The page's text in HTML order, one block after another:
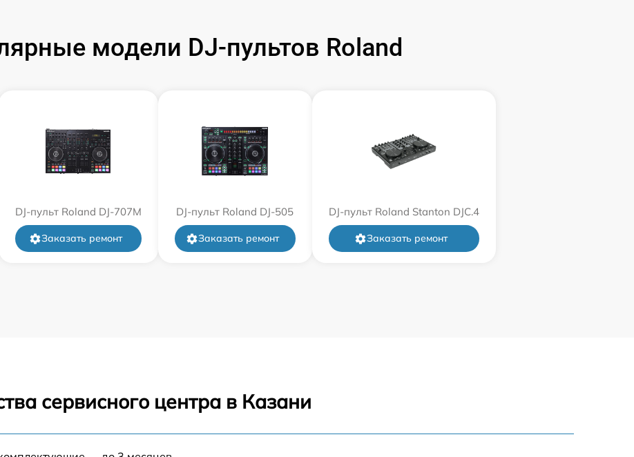
модели DJ-пультов Roland
DJ-пульт Roland DJ-707M
Заказать ремонт
DJ-пульт Roland DJ-505
Заказать ремонт
DJ-пульт Roland Stanton DJC.4
Заказать ремонт
сервисного центра в Казани